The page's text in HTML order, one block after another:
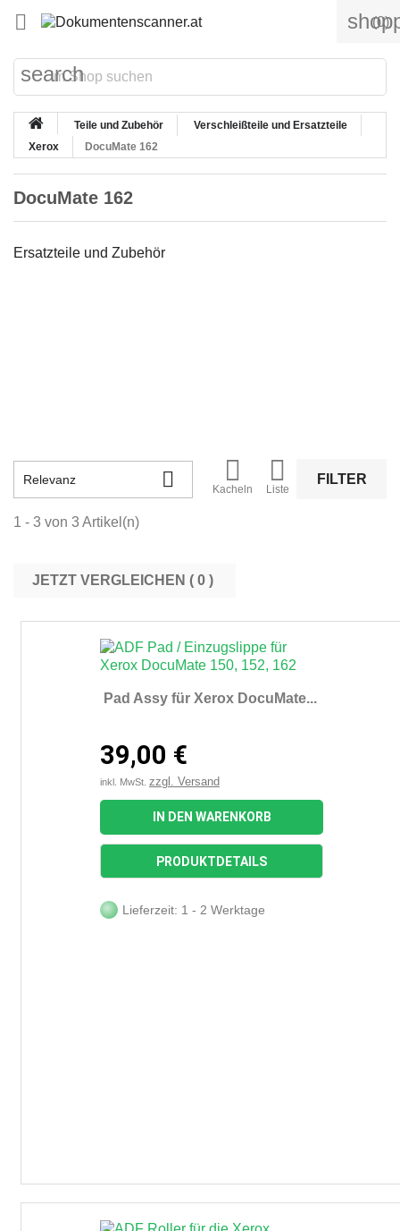
 (0)
search
Teile und Zubehör
Verschleißteile und Ersatzteile
Xerox
DocuMate 162
DocuMate 162
Ersatzteile und Zubehör
Relevanz  
Kacheln

Liste
FILTER
1 - 3 von 3 Artikel(n)
JETZT VERGLEICHEN ( 0
Pad Assy für Xerox DocuMate...
39,00 €
inkl. MwSt. zzgl. Versand
IN DEN WARENKORB
PRODUKTDETAILS
Lieferzeit: 1 - 2 Werktage